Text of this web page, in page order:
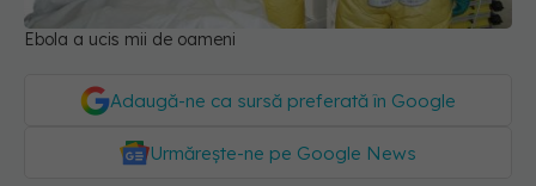
Ebola a ucis mii de oameni
Adaugă-ne ca sursă preferată în Google
Urmărește-ne pe Google News